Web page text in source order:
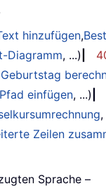
hinzufügen,
Diagramm, ...)
einfügen, ...)
Zeilen
Sprache –